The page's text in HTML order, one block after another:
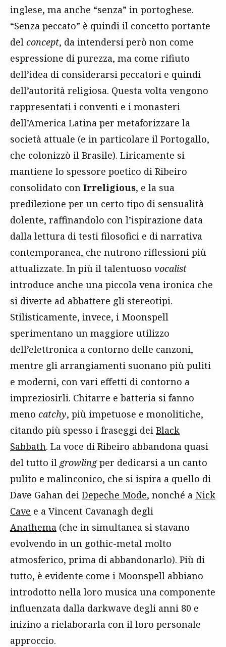
inglese, ma anche “senza” in portoghese.
“Senza peccato” è quindi il concetto portante
del concept, da intendersi però non come
espressione di purezza, ma come rifiuto
dell’idea di considerarsi peccatori e quindi
dell’autorità religiosa. Questa volta vengono
rappresentati i conventi e i monasteri
dell’America Latina per metaforizzare la
società attuale (e in particolare il Portogallo,
che colonizzò il Brasile). Liricamente si
mantiene lo spessore poetico di Ribeiro
consolidato con Irreligious, e la sua
predilezione per un certo tipo di sensualità
dolente, raffinandolo con l’ispirazione data
dalla lettura di testi filosofici e di narrativa
contemporanea, che nutrono riflessioni più
attualizzate. In più il talentuoso vocalist
introduce anche una piccola vena ironica che
si diverte ad abbattere gli stereotipi.
Stilisticamente, invece, i Moonspell
sperimentano un maggiore utilizzo
dell’elettronica a contorno delle canzoni,
mentre gli arrangiamenti suonano più puliti
e moderni, con vari effetti di contorno a
impreziosirli. Chitarre e batteria si fanno
meno catchy, più impetuose e monolitiche,
citando più spesso i fraseggi dei Black
Sabbath. La voce di Ribeiro abbandona quasi
del tutto il growlingper dedicarsi a un canto
pulito e malinconico, che si ispira a quello di
Dave Gahan dei Depeche Mode, nonché a Nick
Cave e a Vincent Cavanagh degli
Anathema (che in simultanea si stavano
evolvendo in un gothic-metal molto
atmosferico, prima di abbandonarlo). Più di
tutto, è evidente come i Moonspell abbiano
introdotto nella loro musica una componente
influenzata dalla darkwave degli anni 80 e
inizino a rielaborarla con il loro personale
approccio.